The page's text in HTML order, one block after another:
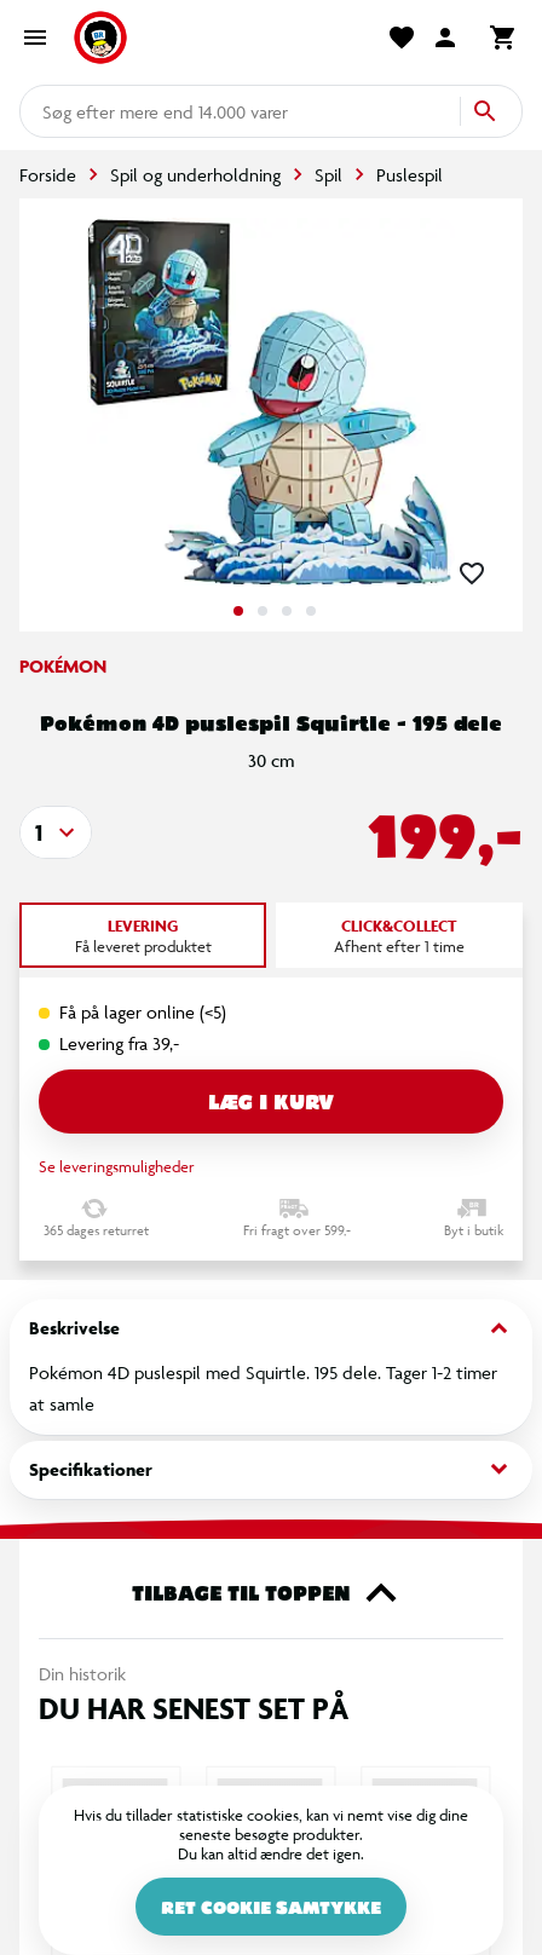
mere end 14.000 varer
Forside Spil og underholdning Spil Puslespil
POKÉMON
Pokémon 4D puslespil Squirtle - 195 dele
30 cm
199,-
1
LEVERING
Få leveret produktet
CLICK&COLLECT
Afhent efter 1 time
Få på lager online (<5)
Levering fra 39,-
LÆG I KURV
Se leveringsmuligheder
365 dages returret Fri fragt over 599,- Byt i butik
Beskrivelse keyboard_arrow_down
Pokémon 4D puslespil med Squirtle. 195 dele. Tager 1-2 timer
at samle
Specifikationer keyboard_arrow_down
TILBAGE TIL TOPPEN
Din historik
DU HAR SENEST SET PÅ
Hvis du tillader statistiske cookies, kan vi nemt vise dig dine
seneste besøgte produkter.
Du kan altid ændre det igen.
RET COOKIE SAMTYKKE